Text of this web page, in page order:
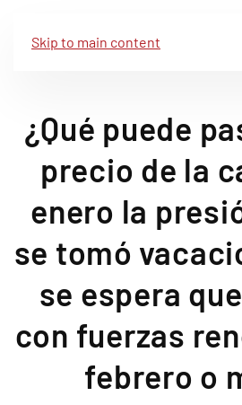
Skip to main content
¿Qué puede
precio de la
enero la
se tomó
se espera
con fuerzas
febrero o